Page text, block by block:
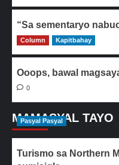
“Sa sementaryo
0
Column Kapitbahay
Ooops, bawal
0
MAMASYAL TAYO
Pasyal Pasyal
Turismo sa Northern